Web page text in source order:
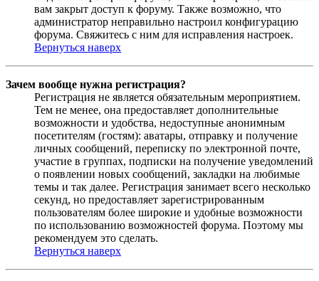
вам закрыт доступ к форуму. Также возможно, что
администратор неправильно настроил конфигурацию
форума. Свяжитесь с ним для исправления настроек.
Вернуться наверх
Зачем вообще нужна регистрация?
Регистрация не является обязательным мероприятием.
Тем не менее, она предоставляет дополнительные
возможности и удобства, недоступные анонимным
посетителям (гостям): аватары, отправку и получение
личных сообщений, переписку по электронной почте,
участие в группах, подписки на получение уведомлений
о появлении новых сообщений, закладки на любимые
темы и так далее. Регистрация занимает всего несколько
секунд, но предоставляет зарегистрированным
пользователям более широкие и удобные возможности
по использованию возможностей форума. Поэтому мы
рекомендуем это сделать.
Вернуться наверх